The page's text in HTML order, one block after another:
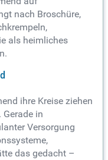
nach Broschüre,
als heimliches
ihre Kreise ziehen
in
Versorgung
das gedacht –